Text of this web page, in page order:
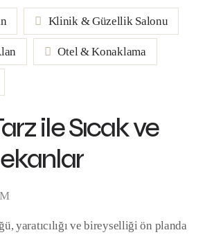
Klinik & Güzellik Salonu
Otel & Konaklama
ile Sıcak ve
yaratıcılığı ve bireyselliği ön planda